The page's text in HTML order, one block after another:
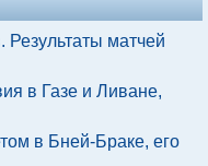
Результаты матчей
в Газе и Ливане,
в Бней-Браке, его